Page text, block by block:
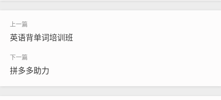
英语背单词培训班
拼多多助力